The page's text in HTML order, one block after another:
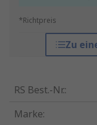
*Richtpreis
Zu
RS Best.-Nr.:
Marke: